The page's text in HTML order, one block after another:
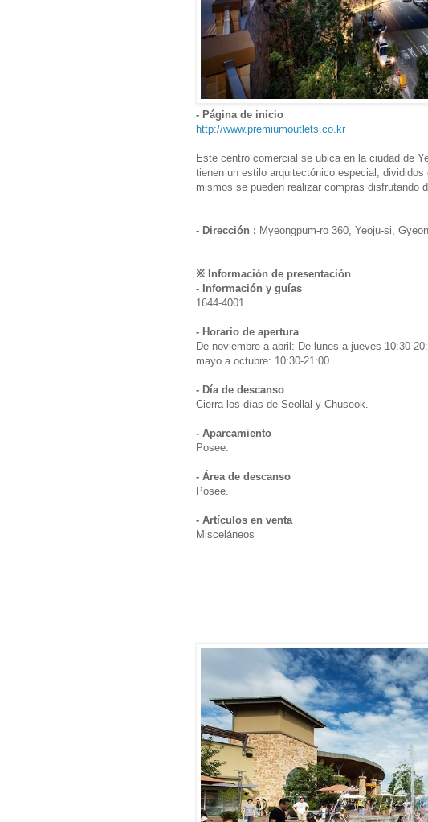
- Página de inicio
http://www.premiumoutlets.co.kr
Este centro comercial se ubica en la ciudad de
tienen un estilo arquitectónico especial,
mismos se pueden realizar compras disfrutando
- Dirección : Myeongpum-ro 360, Yeoju-si,
※ Información de presentación
- Información y guías
1644-4001
- Horario de apertura
De noviembre a abril: De lunes a jueves 10:30-
mayo a octubre: 10:30-21:00.
- Día de descanso
Cierra los días de Seollal y Chuseok.
- Aparcamiento
Posee.
- Área de descanso
Posee.
- Artículos en venta
Misceláneos